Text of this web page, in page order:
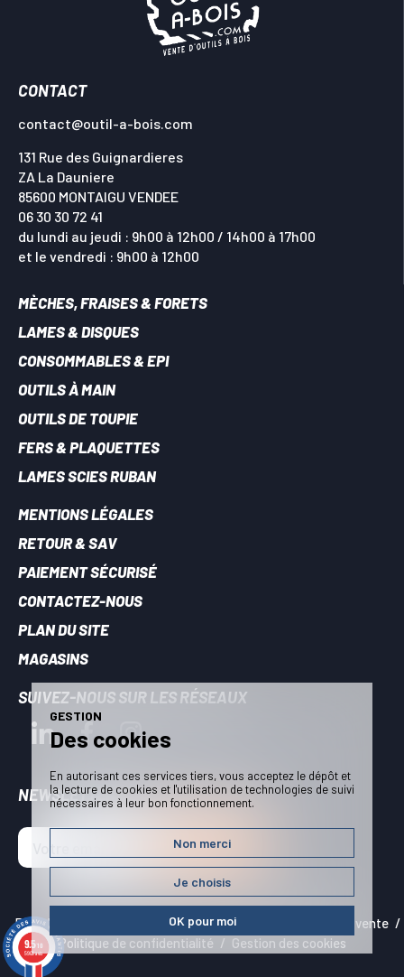
CONTACT
contact@outil-a-bois.com
131 Rue des Guignardieres
ZA La Dauniere
85600 MONTAIGU VENDEE
06 30 30 72 41
du lundi au jeudi : 9h00 à 12h00 / 14h00 à 17h00
et le vendredi : 9h00 à 12h00
MÈCHES, FRAISES & FORETS
LAMES & DISQUES
CONSOMMABLES & EPI
OUTILS À MAIN
OUTILS DE TOUPIE
FERS & PLAQUETTES
LAMES SCIES RUBAN
MENTIONS LÉGALES
RETOUR & SAV
PAIEMENT SÉCURISÉ
CONTACTEZ-NOUS
PLAN DU SITE
MAGASINS
SUIVEZ-NOUS SUR LES RÉSEAUX
NEWSLETTER - RESTEZ INFORMÉS
JE M'INSCRIS !
Plan du site Mentions légales
Conditions générales de vente
Politique de confidentialité
Gestion des cookies
9.5/10
5909 avis
GESTION
Des cookies
En autorisant ces services tiers, vous acceptez le dépôt et
la lecture de cookies et l'utilisation de technologies de suivi
nécessaires à leur bon fonctionnement.
Non merci
Je choisis
OK pour moi